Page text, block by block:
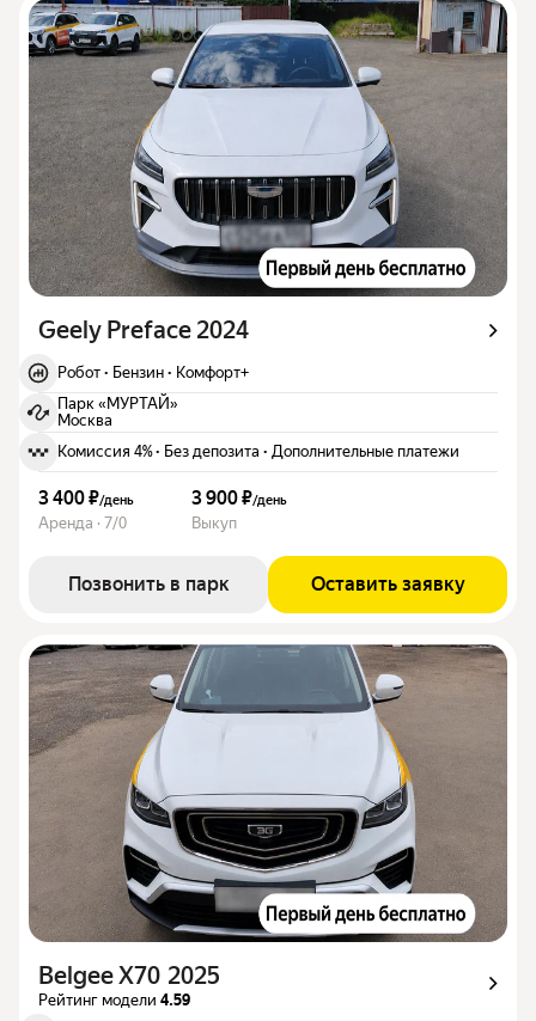
Geely Preface 2024
Робот · Бензин · Комфорт+
Парк «МУРТАЙ»
Москва
Комиссия 4%· Без депозита · Дополнительные платежи
3 400 ₽/день
Аренда · 7/0
3 900 ₽/день
Выкуп
Позвонить в парк Оставить заявку
Belgee X70 2025
Рейтинг модели 4.59